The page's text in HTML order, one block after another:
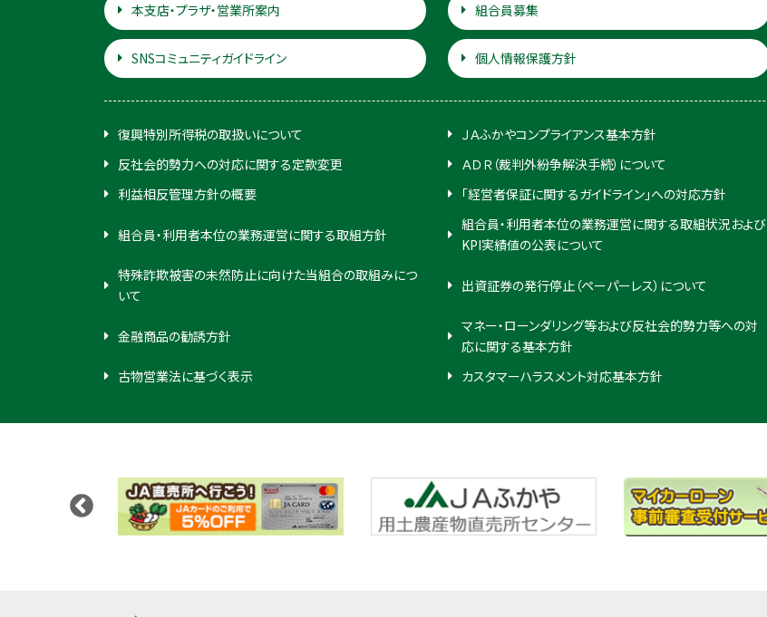
本支店・プラザ・営業所案内 組合員募集
SNSコミュニティガイドライン 個人情報保護方針
復興特別所得税の取扱いについて ＪＡふかやコンプライアンス基本方針
反社会的勢力への対応に関する定款変更
ＡＤＲ（裁判外紛争解決手続）について
利益相反管理方針の概要
「経営者保証に関するガイドライン」への対応方針
組合員・利用者本位の業務運営に関する取組方針
組合員・利用者本位の業務運営に関する取組状況および
KPI実績値の公表について
特殊詐欺被害の未然防止に向けた当組合の取組みにつ
いて
出資証券の発行停止（ペーパーレス）について
金融商品の勧誘方針
マネー・ローンダリング等および反社会的勢力等への対
応に関する基本方針
古物営業法に基づく表示 カスタマーハラスメント対応基本方針